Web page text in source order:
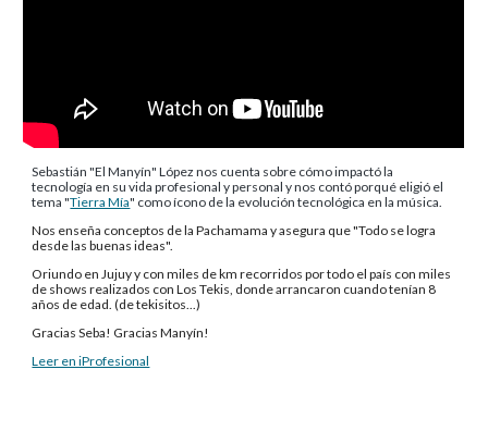
Sebastián "El Manyín" López nos cuenta sobre cómo impactó la
tecnología en su vida profesional y personal y nos contó porqué eligió el
tema "Tierra Mía" como ícono de la evolución tecnológica en la música.
Nos enseña conceptos de la Pachamama yasegura que "Todo se logra
desde las buenas ideas".
Oriundo en Jujuy y con miles de km recorridos por todo el país con miles
de shows realizados con Los Tekis, donde arrancaron cuando tenían 8
años de edad. (de tekisitos...)
Gracias Seba! Gracias Manyín!
Leer en iProfesional